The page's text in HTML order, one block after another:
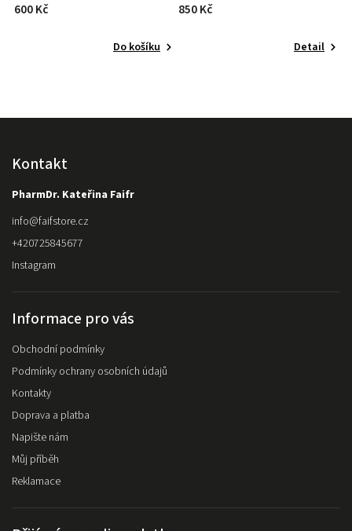
600 Kč
Do košíku
850 Kč
Detail
Kontakt
PharmDr. Kateřina Faifr
info@faifstore.cz
+420725845677
Instagram
Informace pro vás
Obchodní podmínky
Podmínky ochrany osobních údajů
Kontakty
Doprava a platba
Napište nám
Můj příběh
Reklamace